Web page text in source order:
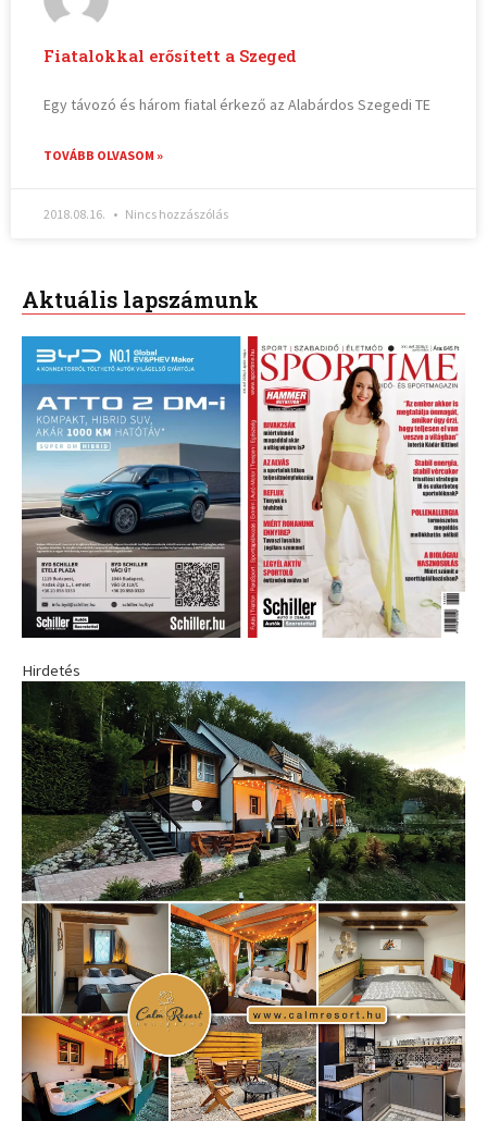
Fiatalokkal erősített a Szeged
Egy távozó és három fiatal érkező az Alabárdos Szegedi TE
TOVÁBB OLVASOM »
2018.08.16. Nincs hozzászólás
Aktuális lapszámunk
Hirdetés